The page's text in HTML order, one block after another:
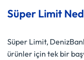
Süper Limit
Süper Limit,
ürünler için tek bir